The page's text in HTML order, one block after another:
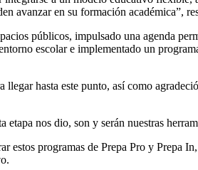
avanzar en su formación académica”,
públicos, impulsado una agenda
escolar e implementado un
hasta este punto, así como
nos dio, son y serán nuestras
programas de Prepa Pro y Prepa